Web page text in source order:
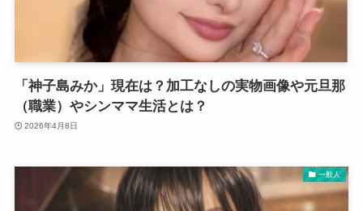
「神子島みか」現在は？加工なしの実物画像や元旦那
（職業）やシンママ生活とは？
2026年4月8日
一般人